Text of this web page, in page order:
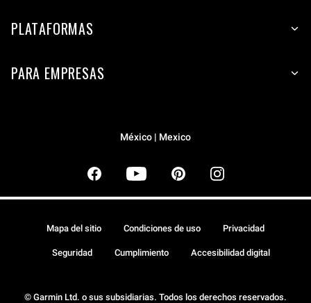
PLATAFORMAS
PARA EMPRESAS
México | Mexico
© Garmin Ltd. o sus subsidiarias. Todos los derechos reservados.
Mapa del sitio Condiciones de uso Privacidad
Seguridad Cumplimiento Accesibilidad digital